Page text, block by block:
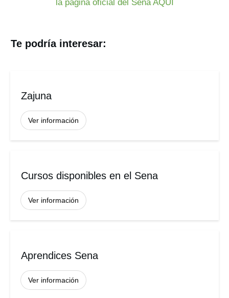
la página oficial del Sena AQUÍ
Te podría interesar:
Zajuna
Ver información
Cursos disponibles en el Sena
Ver información
Aprendices Sena
Ver información